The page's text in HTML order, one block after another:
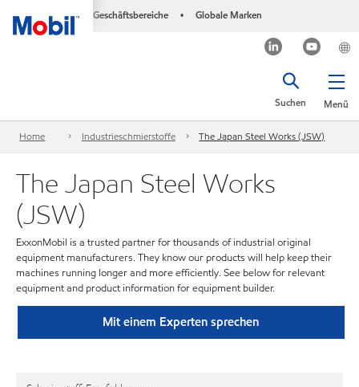
Geschäftsbereiche • Globale Marken
Menü
Suchen
Home Industrieschmierstoffe The Japan Steel Works (JSW)
The Japan Steel Works
(JSW)
ExxonMobil is a trusted partner for thousands of industrial original
equipment manufacturers. They know our products will help keep their
machines running longer and more efficiently. See below for relevant
equipment and product information for equipment builder.
Mit einem Experten sprechen